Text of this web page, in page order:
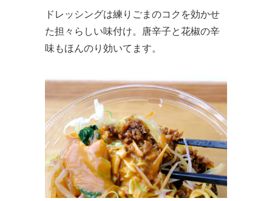
ドレッシングは練りごまのコクを効かせ
た担々らしい味付け。唐辛子と花椒の辛
味もほんのり効いてます。